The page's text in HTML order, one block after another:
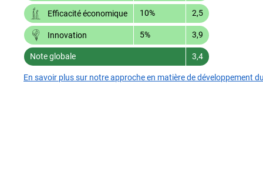
Efficacité économique 10% 2,5
Innovation 5% 3,9
Note globale 3,4
En savoir plus sur notre approche en matière de développement